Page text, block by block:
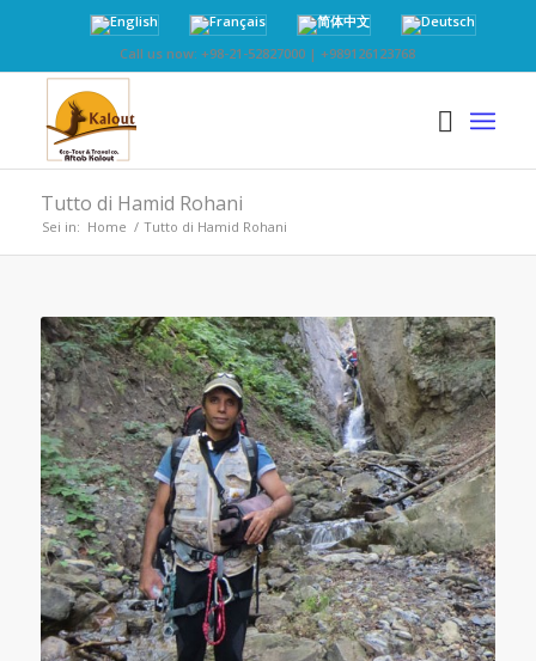
Call us now: +98-21-52827000 | +989126123768
Tutto di Hamid Rohani
Sei in: Home / Tutto di Hamid Rohani